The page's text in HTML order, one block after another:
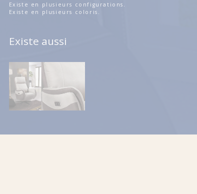
Existe en plusieurs configurations.
Existe en plusieurs coloris.
Existe aussi